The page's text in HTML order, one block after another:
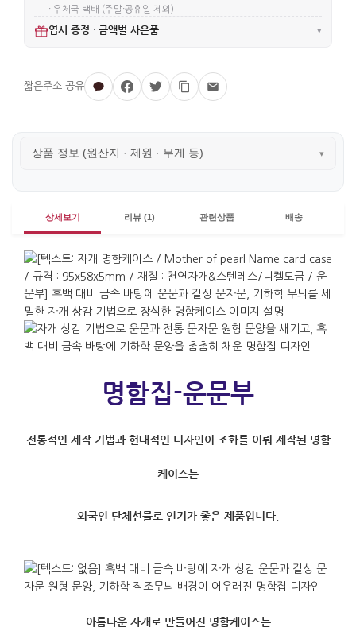
· 우체국 택배 (주말·공휴일 제외)
엽서 증정 · 금액별 사은품 ▾
상품 정보 (원산지 · 제원 · 무게 등) ▾
상세보기 리뷰 (1) 관련상품 배송
명함집-운문부
전통적인 제작 기법과 현대적인 디자인이 조화를 이뤄 제작된 명함
케이스는
외국인 단체선물로 인기가 좋은 제품입니다.
아름다운 자개로 만들어진 명함케이스는